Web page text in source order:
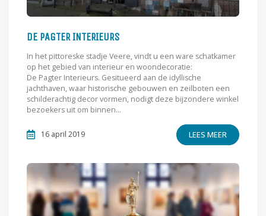
DE PAGTER INTERIEURS
In het pittoreske stadje Veere, vindt u een ware schatkamer
op het gebied van interieur en woondecoratie:
De Pagter Interieurs. Gesitueerd aan de idyllische
jachthaven, waar historische gebouwen en zeilboten een
schilderachtig decor vormen, nodigt deze bijzondere winkel
bezoekers uit om binnen...
16 april 2019 LEES MEER